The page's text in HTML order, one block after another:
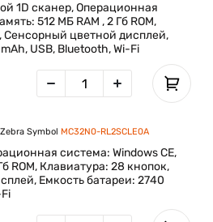
1D сканер, Операционная
512 МБ RAM , 2 Гб ROM,
Сенсорный цветной дисплей,
USB, Bluetooth, Wi-Fi
Symbol MC32N0-RL2SCLE0A
система: Windows CE,
ROM, Клавиатура: 28 кнопок,
Емкость батареи: 2740